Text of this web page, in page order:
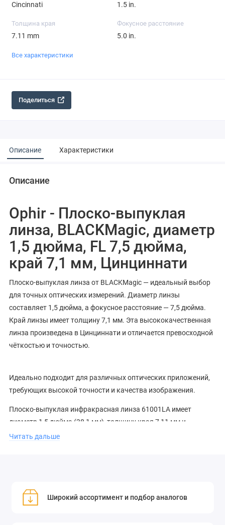
Cincinnati 1.5 in.
Толщина края
7.11 mm
Фокусное расстояние
5.0 in.
Все характеристики
Поделиться
Описание Характеристики
Описание
Ophir - Плоско-выпуклая
линза, BLACKMagic, диаметр
1,5 дюйма, FL 7,5 дюйма,
край 7,1 мм, Цинциннати
Плоско-выпуклая линза от BLACKMagic — идеальный выбор
для точных оптических измерений. Диаметр линзы
составляет 1,5 дюйма, а фокусное расстояние — 7,5 дюйма.
Край линзы имеет толщину 7,1 мм. Эта высококачественная
линза произведена в Цинциннати и отличается превосходной
чёткостью и точностью.
Идеально подходит для различных оптических приложений,
требующих высокой точности и качества изображения.
Плоско-выпуклая инфракрасная линза 61001LA имеет
диаметр 1,5 дюйма (38,1 мм), толщину края 7,11 мм и
фокусное расстояние 5,0 дюйма и совместима с OEM-
энергии, проходящей через линзу, и снижает поглощение до
Читать дальше
Широкий ассортимент и подбор аналогов